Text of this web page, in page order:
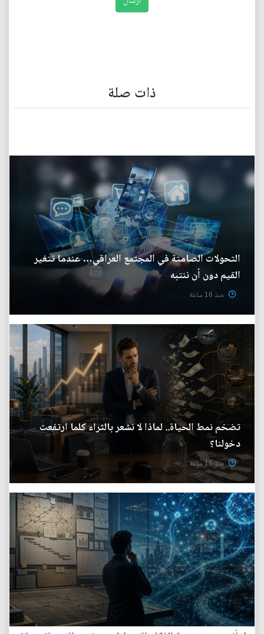
ذات صلة
التحولات الصامتة في المجتمع العراقي… عندما تتغير
القيم دون أن ننتبه
منذ 16 ساعة
تضخم نمط الحياة.. لماذا لا نشعر بالثراء كلما ارتفعت
دخولنا؟
منذ 16 ساعة